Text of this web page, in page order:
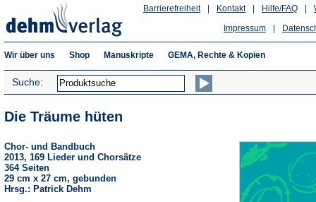
Hilfe/FAQ
Kontakt
Barrierefreiheit
Impressum
Wir über uns Shop Manuskripte GEMA, Rechte & Kopien
Suche:
Die Träume hüten
Chor- und Bandbuch
2013, 169 Lieder und Chorsätze
364 Seiten
29 cm x 27 cm, gebunden
Hrsg.: Patrick Dehm